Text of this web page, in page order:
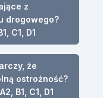
z
drogowego?
C1, D1
że
ostrożność?
B1, C1, D1